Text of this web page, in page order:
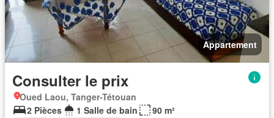
Appartement
Consulter le prix
Oued Laou, Tanger-Tétouan
2 Pièces
1 Salle de bain
90 m²